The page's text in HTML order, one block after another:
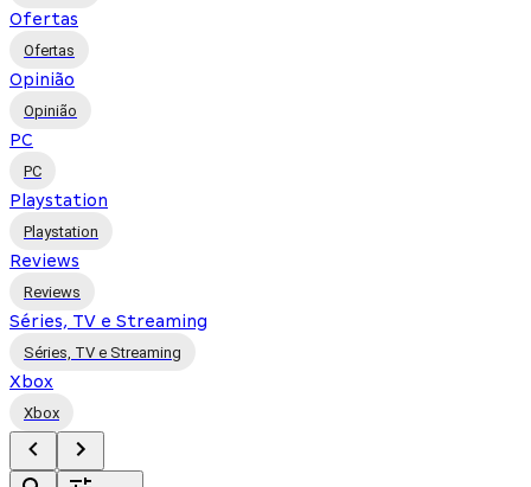
Ofertas
Ofertas
Opinião
Opinião
PC
PC
Playstation
Playstation
Reviews
Reviews
Séries, TV e Streaming
Séries, TV e Streaming
Xbox
Xbox